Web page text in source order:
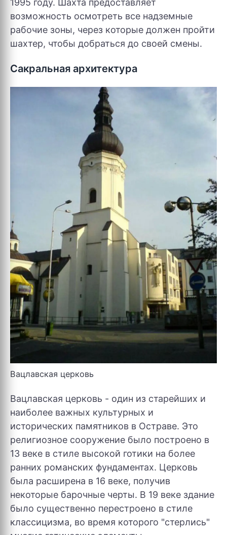
1995 году. Шахта предоставляет
возможность осмотреть все надземные
рабочие зоны, через которые должен пройти
шахтер, чтобы добраться до своей смены.
Сакральная архитектура
Вацлавская церковь
Вацлавская церковь - один из старейших и
наиболее важных культурных и
исторических памятников в Остраве. Это
религиозное сооружение было построено в
13 веке в стиле высокой готики на более
ранних романских фундаментах. Церковь
была расширена в 16 веке, получив
некоторые барочные черты. В 19 веке здание
было существенно перестроено в стиле
классицизма, во время которого "стерлись"